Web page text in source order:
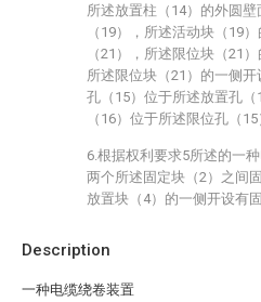
Description
一种电缆绕卷装置
所述放置柱（14）的外圆
（19），所述活动块（19
（21），所述限位块（21
所述限位块（21）的一侧
孔（15）位于所述放置孔
（16）位于所述限位孔（15
6.根据权利要求5所述的一
两个所述固定块（2）之间
放置块（4）的一侧开设有